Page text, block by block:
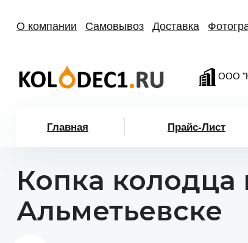
О компании Самовывоз Доставка
ООО
Главная Прайс-Лист
Копка колодца
Альметьевске